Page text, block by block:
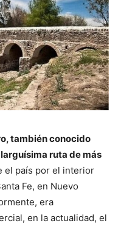
también conocido
ruta de más
el país por el interior
Fe, en Nuevo
era
en la actualidad, el